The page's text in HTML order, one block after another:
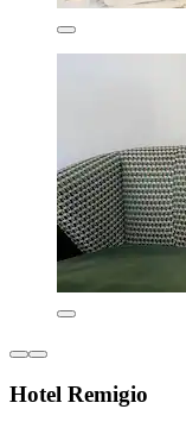
Hotel Remigio